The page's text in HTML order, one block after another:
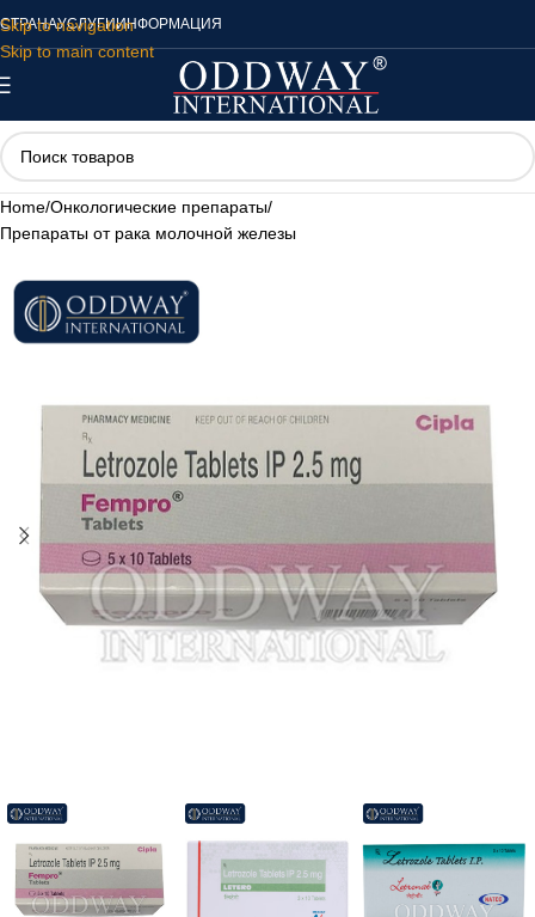
Skip to navigation
Skip to main content
СТРАНАУСЛУГИИНФОРМАЦИЯ
Home/Онкологические препараты/
Препараты от рака молочной железы